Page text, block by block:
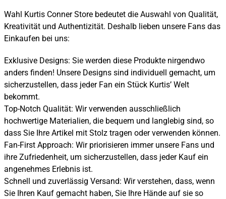
Wahl Kurtis Conner Store bedeutet die Auswahl von Qualität,
Kreativität und Authentizität. Deshalb lieben unsere Fans das
Einkaufen bei uns:
Exklusive Designs: Sie werden diese Produkte nirgendwo
anders finden! Unsere Designs sind individuell gemacht, um
sicherzustellen, dass jeder Fan ein Stück Kurtis’ Welt
bekommt.
Top-Notch Qualität: Wir verwenden ausschließlich
hochwertige Materialien, die bequem und langlebig sind, so
dass Sie Ihre Artikel mit Stolz tragen oder verwenden können.
Fan-First Approach: Wir priorisieren immer unsere Fans und
ihre Zufriedenheit, um sicherzustellen, dass jeder Kauf ein
angenehmes Erlebnis ist.
Schnell und zuverlässig Versand: Wir verstehen, dass, wenn
Sie Ihren Kauf gemacht haben, Sie Ihre Hände auf sie so